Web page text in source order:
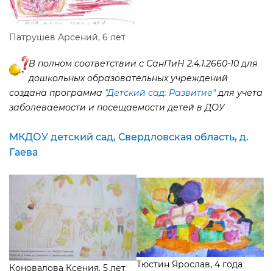
Патрушев Арсений, 6 лет
полном соответствии с СанПиН 2.4.1.2660-10 для
дошкольных образовательных учреждений
создана программа "Детский сад: Развитие"для учета
заболеваемости и посещаемости детей в ДОУ
МКДОУ детский сад, Свердловская область, д.
Гаева
Коновалова Ксения, 5 лет Тюстин Ярослав, 4 года